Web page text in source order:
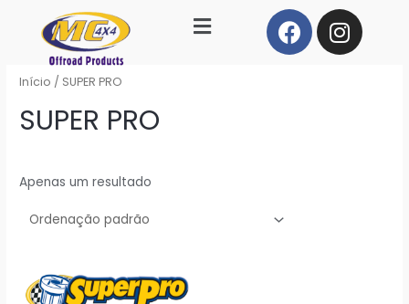
Início / SUPER PRO
SUPER PRO
Apenas um resultado